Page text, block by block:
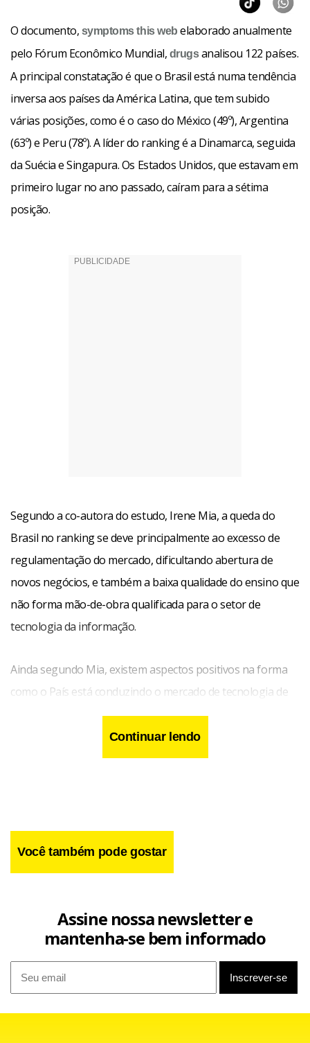
O documento, symptoms this web elaborado anualmente
pelo Fórum Econômico Mundial, drugsanalisou 122 países.
A principal constatação é que o Brasil está numa tendência
inversa aos países da América Latina, que tem subido
várias posições, como é o caso do México (49º), Argentina
(63º) e Peru (78º). A líder do ranking é a Dinamarca, seguida
da Suécia e Singapura. Os Estados Unidos, que estavam em
primeiro lugar no ano passado, caíram para a sétima
posição.
Segundo a co-autora do estudo, Irene Mia, a queda do
Brasil no ranking se deve principalmente ao excesso de
regulamentação do mercado, dificultando abertura de
novos negócios, e também a baixa qualidade do ensino que
não forma mão-de-obra qualificada para o setor de
tecnologia da informação.
Ainda segundo Mia, existem aspectos positivos na forma
como o País está conduzindo o mercado de tecnologia de
informação. Com o investimento de empresas brasileiras e
do setor privado em pesquisas e desenvolvimento,
colocando o Brasil como pioneiro na América Latina, onde
Continuar lendo
Você também pode gostar
Assine nossa newsletter e
mantenha-se bem informado